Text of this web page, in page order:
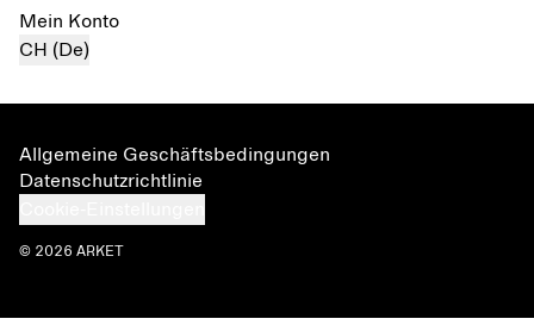
Mein Konto
CH (De)
Allgemeine Geschäftsbedingungen
Datenschutzrichtlinie
© 2026 ARKET